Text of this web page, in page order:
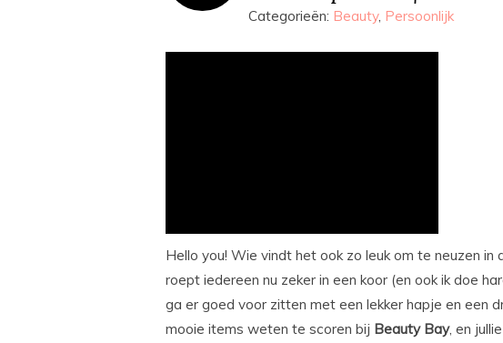
Categorieën: Beauty, Persoonlijk
Hello you! Wie vindt het ook zo leuk om te neuzen in
roept iedereen nu zeker in een koor (en ook ik doe
ga er goed voor zitten met een lekker hapje en een
mooie items weten te scoren bij Beauty Bay, en